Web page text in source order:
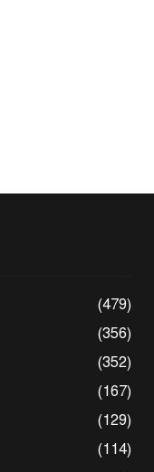
(479)
(356)
(352)
(167)
(129)
(114)